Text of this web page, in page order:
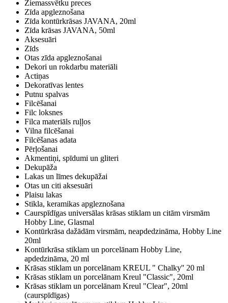
Ziemassvētku preces
Zīda apgleznošana
Zīda kontūrkrāsas JAVANA, 20ml
Zīda krāsas JAVANA, 50ml
Aksesuāri
Zīds
Otas zīda apgleznošanai
Dekori un rokdarbu materiāli
Actiņas
Dekoratīvas lentes
Putnu spalvas
Filcēšanai
Filc loksnes
Filca materiāls ruļļos
Vilna filcēšanai
Filcēšanas adata
Pērļošanai
Akmentiņi, spīdumi un gliteri
Dekupāža
Lakas un līmes dekupāžai
Otas un citi aksesuāri
Plaisu lakas
Stikla, keramikas apgleznošana
Caurspīdīgas universālas krāsas stiklam un citām virsmām
Hobby Line, Glasmal
Kontūrkrāsa dažādām virsmām, neapdedzināma, Hobby Line
20ml
Kontūrkrāsa stiklam un porcelānam Hobby Line,
apdedzināma, 20 ml
Krāsas stiklam un porcelānam KREUL " Chalky'' 20 ml
Krāsas stiklam un porcelānam Kreul "Classic", 20ml
Krāsas stiklam un porcelānam Kreul "Clear", 20ml
(caurspīdīgas)